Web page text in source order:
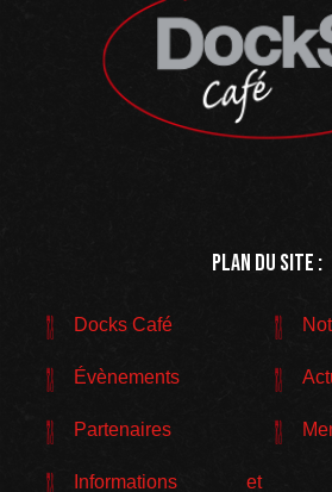
Plan du site :
Docks Café
Évènements
Partenaires
Informations et